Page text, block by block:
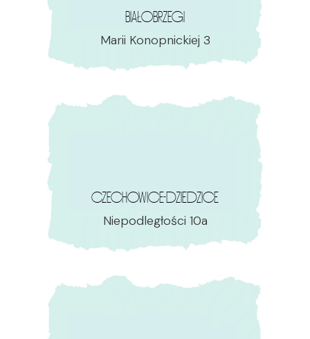
BIAŁOBRZEGI
Marii Konopnickiej 3
CZECHOWICE-DZIEDZICE
Niepodległości 10a